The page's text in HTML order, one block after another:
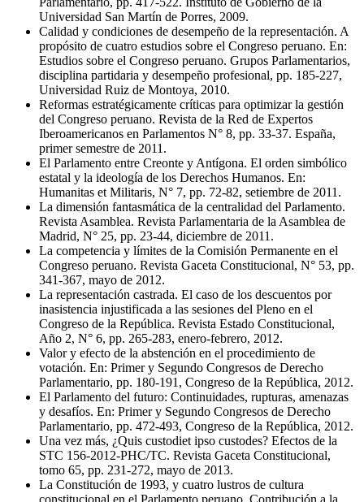
Universidad San Martín de Porres, 2009.
Calidad y condiciones de desempeño de la representación. A
propósito de cuatro estudios sobre el Congreso peruano. En:
Estudios sobre el Congreso peruano. Grupos Parlamentarios,
disciplina partidaria y desempeño profesional, pp. 185-227,
Universidad Ruiz de Montoya, 2010.
Reformas estratégicamente críticas para optimizar la gestión
del Congreso peruano. Revista de la Red de Expertos
Iberoamericanos en Parlamentos N° 8, pp. 33-37. España,
primer semestre de 2011.
El Parlamento entre Creonte y Antígona. El orden simbólico
estatal y la ideología de los Derechos Humanos. En:
Humanitas et Militaris, N° 7, pp. 72-82, setiembre de 2011.
La dimensión fantasmática de la centralidad del Parlamento.
Revista Asamblea. Revista Parlamentaria de la Asamblea de
Madrid, N° 25, pp. 23-44, diciembre de 2011.
La competencia y límites de la Comisión Permanente en el
Congreso peruano. Revista Gaceta Constitucional, N° 53, pp.
341-367, mayo de 2012.
La representación castrada. El caso de los descuentos por
inasistencia injustificada a las sesiones del Pleno en el
Congreso de la República. Revista Estado Constitucional,
Año 2, N° 6, pp. 265-283, enero-febrero, 2012.
Valor y efecto de la abstención en el procedimiento de
votación. En: Primer y Segundo Congresos de Derecho
Parlamentario, pp. 180-191, Congreso de la República, 2012.
El Parlamento del futuro: Continuidades, rupturas, amenazas
y desafíos. En: Primer y Segundo Congresos de Derecho
Parlamentario, pp. 472-493, Congreso de la República, 2012.
Una vez más, ¿Quis custodiet ipso custodes? Efectos de la
STC 156-2012-PHC/TC. Revista Gaceta Constitucional,
tomo 65, pp. 231-272, mayo de 2013.
La Constitución de 1993, y cuatro lustros de cultura
constitucional en el Parlamento peruano. Contribución a la